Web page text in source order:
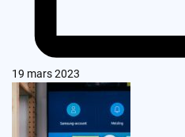
19 mars 2023